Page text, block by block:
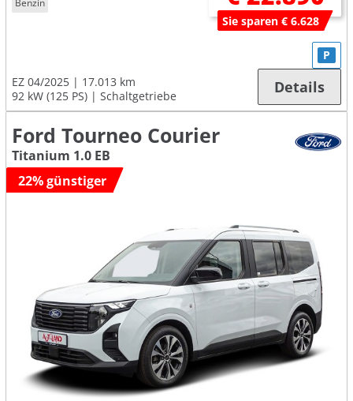
Benzin
Sie sparen € 6.628
EZ 04/2025
17.013 km
92 kW (125 PS)
Schaltgetriebe
P
Details
Ford Tourneo Courier
Titanium 1.0 EB
22% günstiger